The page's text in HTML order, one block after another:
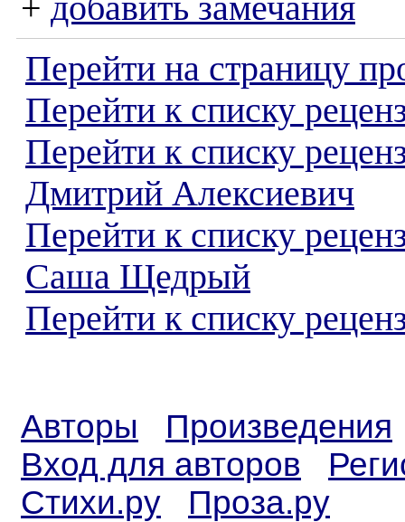
+ добавить замечания
Перейти на страницу
Перейти к списку
Перейти к списку
Дмитрий Алексиевич
Перейти к списку
Саша Щедрый
Перейти к списку
Авторы
Произведения
Вход для авторов
Стихи.ру
Проза.ру